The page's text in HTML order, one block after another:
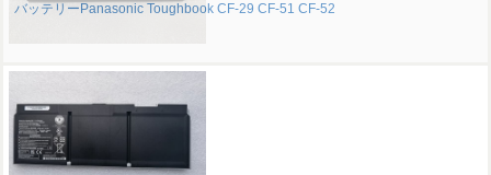
バッテリーPanasonic Toughbook CF-29 CF-51 CF-52